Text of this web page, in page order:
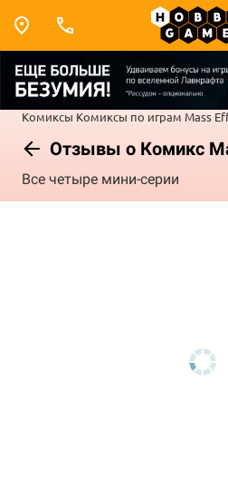
Комиксы Комиксы по играм Mass
Отзывы о Комикс
Все четыре мини-серии